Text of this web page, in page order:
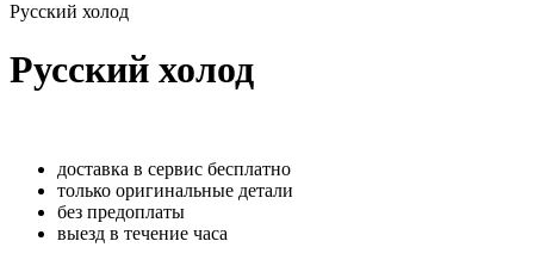
Русский холод
Русский холод
доставка в сервис бесплатно
только оригинальные детали
без предоплаты
выезд в течение часа